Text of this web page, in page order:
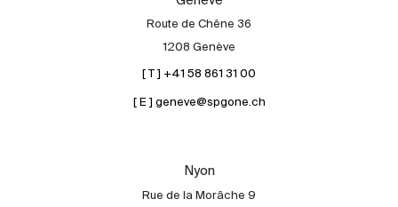
Acheter
International
Vendre
Route de Chêne 36
1208 Genève
[ T ] +41 58 861 31 00
[ E ] geneve@spgone.ch
Nyon
Rue de la Morâche 9